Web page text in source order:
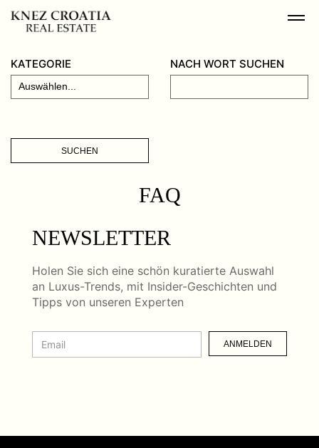
KATEGORIE NACH WORT SUCHEN
SUCHEN
FAQ
NEWSLETTER
Holen Sie sich eine schön kuratierte Auswahl
an Luxus-Trends, mit Insider-Geschichten und
Tipps von unseren Experten
ANMELDEN